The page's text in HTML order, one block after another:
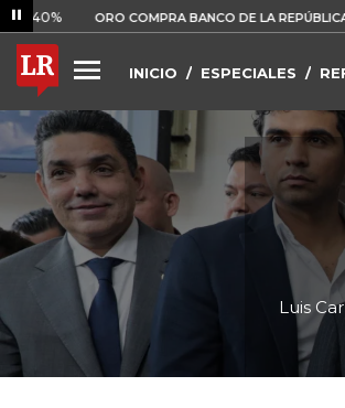
ORO COMPRA BANCO DE LA REPÚBLICA $
INICIO ESPECIALES
Luis